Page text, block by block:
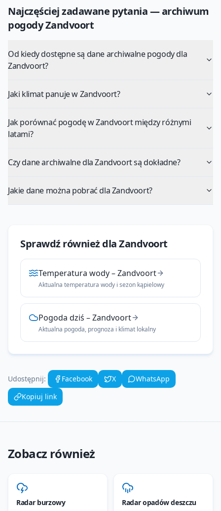
Najczęściej zadawane pytania — archiwum
pogodyZandvoort
Od kiedy dostępne są dane archiwalne pogody dla
Zandvoort?
Jaki klimat panuje w Zandvoort?
Jak porównać pogodę w Zandvoort między różnymi
latami?
Czy dane archiwalne dla Zandvoort są dokładne?
Jakie dane można pobrać dla Zandvoort?
Sprawdź również dlaZandvoort
Temperatura wody–Zandvoort
Aktualna temperatura wody i sezon kąpielowy
Pogoda dziś –Zandvoort
Aktualna pogoda, prognoza i klimat lokalny
Udostępnij: Facebook X
WhatsApp
Kopiuj link
Zobacz również
Radar burzowy Radar opadów deszczu